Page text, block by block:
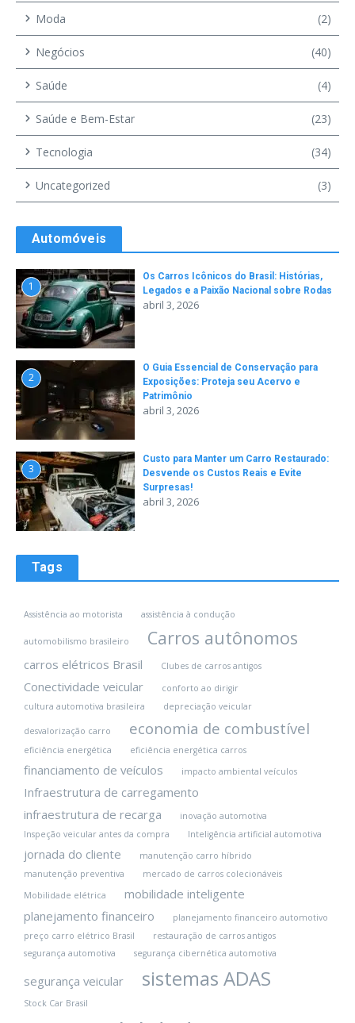
Moda (2)
Negócios (40)
Saúde (4)
Saúde e Bem-Estar (23)
Tecnologia (34)
Uncategorized (3)
Automóveis
1
Os Carros Icônicos do Brasil: Histórias,
Legados e a Paixão Nacional sobre Rodas
abril 3, 2026
2
O Guia Essencial de Conservação para
Exposições: Proteja seu Acervo e
Patrimônio
abril 3, 2026
3
Custo para Manter um Carro Restaurado:
Desvende os Custos Reais e Evite
Surpresas!
abril 3, 2026
Tags
Assistência ao motorista assistência à condução
automobilismo brasileiro Carros autônomos
carros elétricos Brasil Clubes de carros antigos
Conectividade veicular
conforto ao dirigir
cultura automotiva brasileira
depreciação veicular
desvalorização carro economia de combustível
eficiência energética eficiência energética carros
financiamento de veículos impacto ambiental veículos
Infraestrutura de carregamento
infraestrutura de recarga
inovação automotiva
Inspeção veicular antes da compra
Inteligência artificial automotiva
jornada do cliente
manutenção carro híbrido
manutenção preventiva
mercado de carros colecionáveis
Mobilidade elétrica
mobilidade inteligente
planejamento financeiro
planejamento financeiro automotivo
preço carro elétrico Brasil
restauração de carros antigos
segurança automotiva
segurança cibernética automotiva
segurança veicular sistemas ADAS
Stock Car Brasil